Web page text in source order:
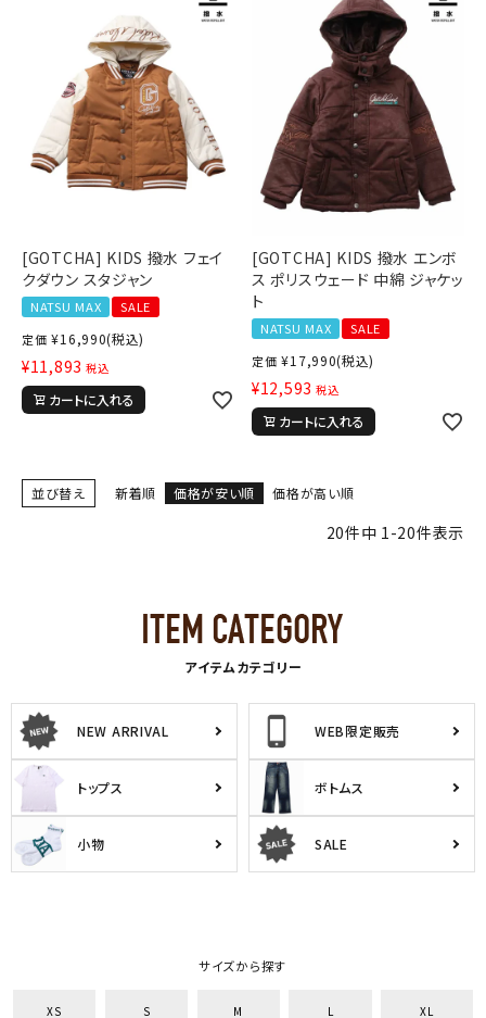
tune 絞り込んで検索する
[GOTCHA] KIDS 撥水 フェイ
クダウン スタジャン
NATSU MAX
SALE
定価 ¥16,990(税込)
¥11,893 税込
カートに入れる
[GOTCHA] KIDS 撥水 エンボ
ス ポリスウェード 中綿 ジャケッ
ト
NATSU MAX
SALE
定価 ¥17,990(税込)
¥12,593 税込
カートに入れる
並び替え 新着順 価格が安い順 価格が高い順
20件中 1-20件表示
アイテムカテゴリー
NEW ARRIVAL WEB限定販売
トップス ボトムス
小物 SALE
サイズから探す
XS S M L XL